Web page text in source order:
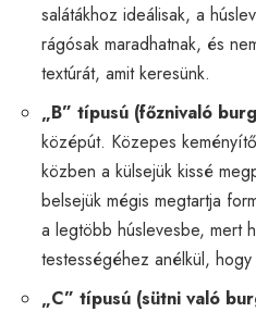
salátákhoz ideálisak, a
rágósak maradhatnak, és
textúrát, amit keresünk.
„B” típusú (főznivaló
középút. Közepes
közben a külsejük kissé
belsejük mégis megtartja
a legtöbb húslevesbe, mert
testességéhez anélkül,
„C” típusú (sütni való